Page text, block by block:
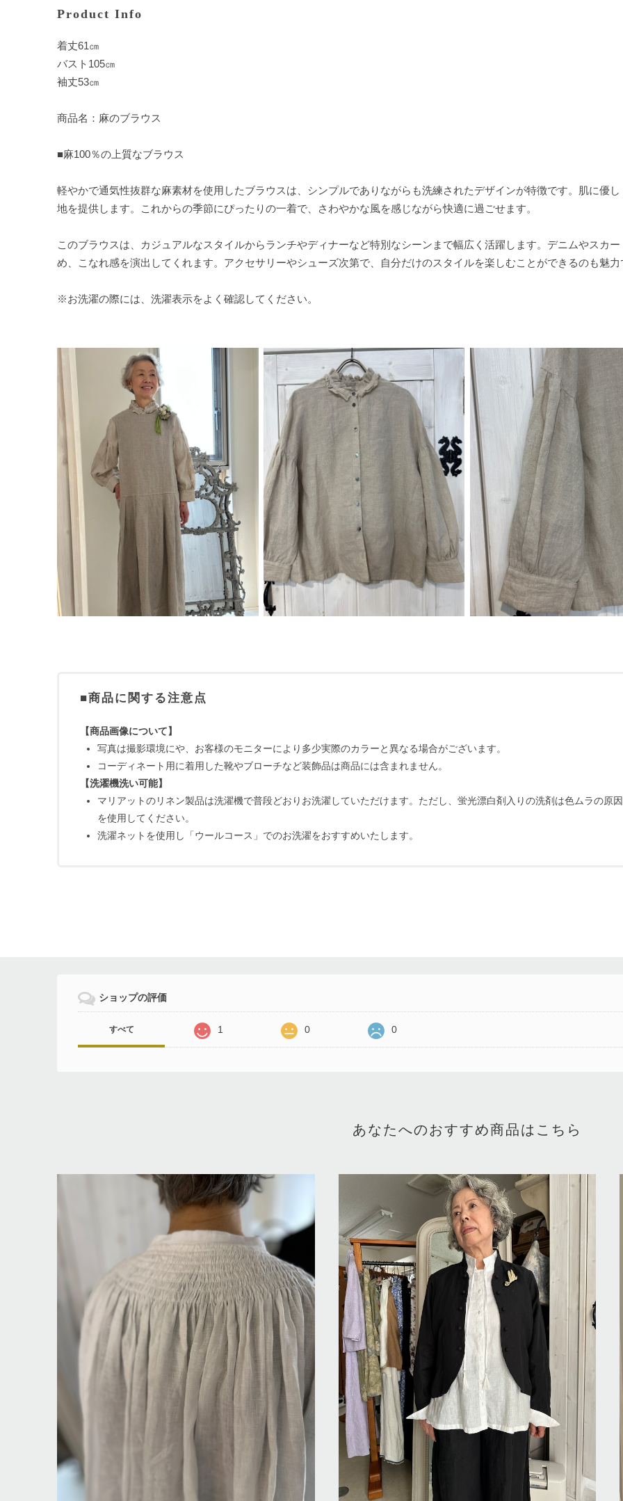
Product Info
着丈61㎝
バスト105㎝
袖丈53㎝
商品名：麻のブラウス
■麻100％の上質なブラウス
軽やかで通気性抜群な麻素材を使用したブラウスは、シンプルでありながらも洗練されたデザインが特徴です。肌に優
地を提供します。これからの季節にぴったりの一着で、さわやかな風を感じながら快適に過ごせます。
このブラウスは、カジュアルなスタイルからランチやディナーなど特別なシーンまで幅広く活躍します。デニムやスカ
め、こなれ感を演出してくれます。アクセサリーやシューズ次第で、自分だけのスタイルを楽しむことができるのも魅力
※お洗濯の際には、洗濯表示をよく確認してください。
■商品に関する注意点
【商品画像について】
写真は撮影環境にや、お客様のモニターにより多少実際のカラーと異なる場合がございます。
コーディネート用に着用した靴やブローチなど装飾品は商品には含まれません。
【洗濯機洗い可能】
マリアットのリネン製品は洗濯機で普段どおりお洗濯していただけます。ただし、蛍光漂白剤入りの洗剤は色ムラの原
を使用してください。
洗濯ネットを使用し「ウールコース」でのお洗濯をおすすめいたします。
ショップの評価
すべて 1 0 0
あなたへのおすすめ商品はこちら